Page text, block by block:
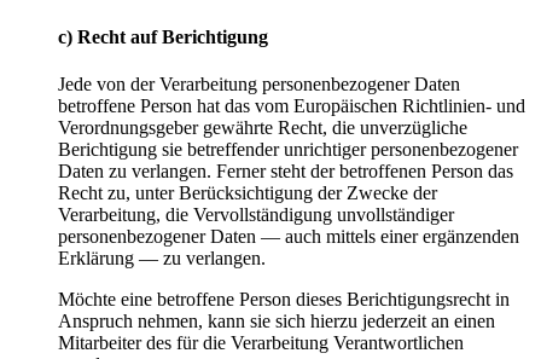
c) Recht auf Berichtigung
Jede von der Verarbeitung personenbezogener Daten
betroffene Person hat das vom Europäischen Richtlinien- und
Verordnungsgeber gewährte Recht, die unverzügliche
Berichtigung sie betreffender unrichtiger personenbezogener
Daten zu verlangen. Ferner steht der betroffenen Person das
Recht zu, unter Berücksichtigung der Zwecke der
Verarbeitung, die Vervollständigung unvollständiger
personenbezogener Daten — auch mittels einer ergänzenden
Erklärung — zu verlangen.
Möchte eine betroffene Person dieses Berichtigungsrecht in
Anspruch nehmen, kann sie sich hierzu jederzeit an einen
Mitarbeiter des für die Verarbeitung Verantwortlichen